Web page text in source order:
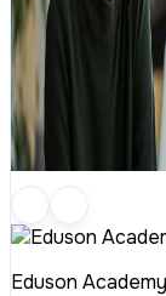
Eduson Academy